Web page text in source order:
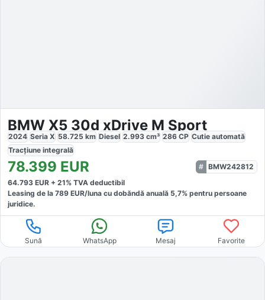
BMW X5 30d xDrive M Sport
2024 Seria X 58.725 km Diesel 2.993 cm³ 286 CP Cutie automată
Tracțiune integrală
78.399 EUR
BMW242812
64.793 EUR + 21% TVA deductibil
Leasing de la 789 EUR/luna cu dobăndă anuală 5,7% pentru persoane
juridice.
Sună WhatsApp Mesaj Favorite